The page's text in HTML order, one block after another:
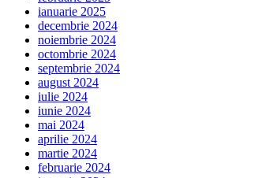
ianuarie 2025
decembrie 2024
noiembrie 2024
octombrie 2024
septembrie 2024
august 2024
iulie 2024
iunie 2024
mai 2024
aprilie 2024
martie 2024
februarie 2024